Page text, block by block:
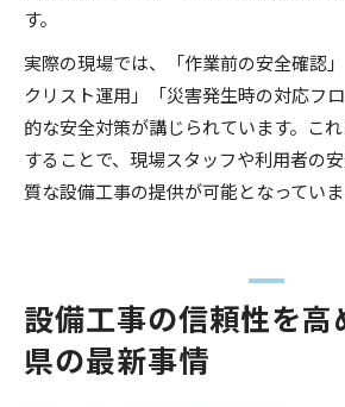
す。
実際の現場では、「作業前の安全確認
クリスト運用」「災害発生時の対応フ
的な安全対策が講じられています。こ
することで、現場スタッフや利用者の
質な設備工事の提供が可能となっていま
設備工事の信頼性を高
県の最新事情